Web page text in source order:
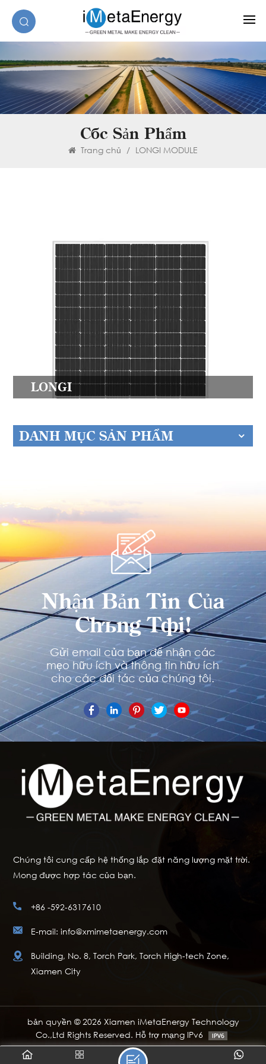
Các Sản Phẩm
Trang chủ / LONGI MODULE
LONGI
DANH MỤC SẢN PHẨM
Nhận Bản Tin Của
Chúng Tôi!
Gửi email của bạn để nhận các
mẹo hữu ích và thông tin hữu ích
cho các đối tác của chúng tôi.
Chúng tôi cung cấp hệ thống lắp đặt năng lượng mặt trời.
Mong được hợp tác của bạn.
+86 -592-6317610
E-mail: info@xmimetaenergy.com
Building, No. 8, Torch Park, Torch High-tech Zone,
Xiamen City
bản quyền © 2026 Xiamen iMetaEnergy Technology
Co.,Ltd Rights Reserved. Hỗ trợ mạng IPv6